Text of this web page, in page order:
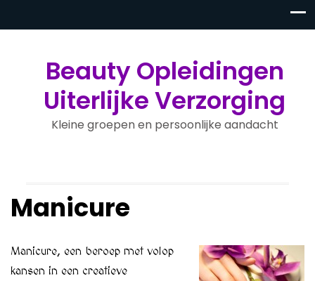
Beauty Opleidingen
Uiterlijke Verzorging
Kleine groepen en persoonlijke aandacht
Manicure
Manicure, een beroep met volop
kansen in een creatieve